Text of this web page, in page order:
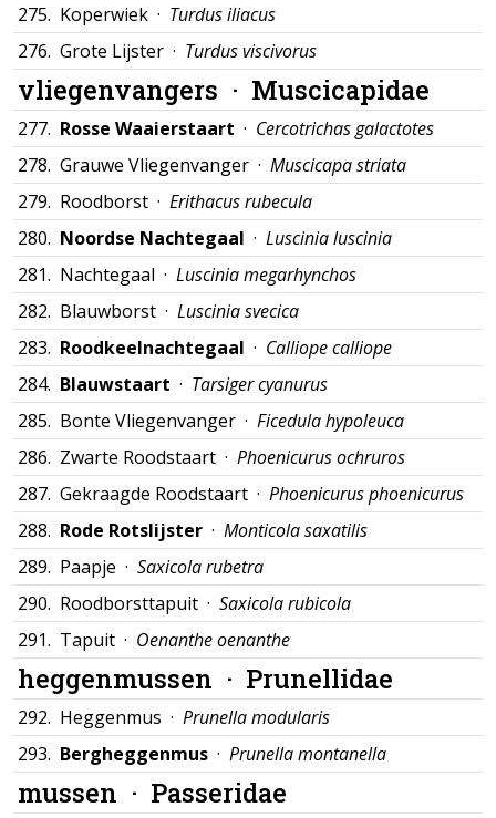
275. Koperwiek · Turdus iliacus
276. Grote Lijster · Turdus viscivorus
vliegenvangers · Muscicapidae
277. Rosse Waaierstaart · Cercotrichas galactotes
278. Grauwe Vliegenvanger · Muscicapa striata
279. Roodborst · Erithacus rubecula
280. Noordse Nachtegaal · Luscinia luscinia
281. Nachtegaal · Luscinia megarhynchos
282. Blauwborst · Luscinia svecica
283. Roodkeelnachtegaal · Calliope calliope
284. Blauwstaart · Tarsiger cyanurus
285. Bonte Vliegenvanger · Ficedula hypoleuca
286. Zwarte Roodstaart · Phoenicurus ochruros
287. Gekraagde Roodstaart · Phoenicurus phoenicurus
288. Rode Rotslijster · Monticola saxatilis
289. Paapje · Saxicola rubetra
290. Roodborsttapuit · Saxicola rubicola
291. Tapuit · Oenanthe oenanthe
heggenmussen · Prunellidae
292. Heggenmus · Prunella modularis
293. Bergheggenmus · Prunella montanella
mussen · Passeridae